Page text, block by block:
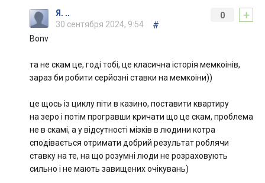
+
0
Я. ..
30 сентября 2024, 9:54
#
Bonv
та не скам це, годі тобі, це класична історія мемкоінів,
зараз би робити серйозні ставки на мемкоіни))
це щось із циклу піти в казино, поставити квартиру
на зеро і потім програвши кричати що це скам, проблема
не в скамі, а у відсутності мізків в людини котра
сподівається отримати добрий результат роблячи
ставку на те, на що розумні люди не розраховують
сильно і не мають завищених очікувань)